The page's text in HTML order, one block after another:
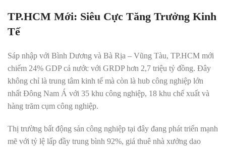
TP.HCM Mới: Siêu Cực Tăng Trưởng Kinh
Tế
Sáp nhập với Bình Dương và Bà Rịa – Vũng Tàu, TP.HCM mới
chiếm 24% GDP cả nước với GRDP hơn 2,7 triệu tỷ đồng. Đây
không chỉ là trung tâm kinh tế mà còn là hub công nghiệp lớn
nhất Đông Nam Á với 35 khu công nghiệp, 18 khu chế xuất và
hàng trăm cụm công nghiệp.
Thị trường bất động sản công nghiệp tại đây đang phát triển mạnh
mẽ với tỷ lệ lấp đầy trung bình 92%, giá thuê nhà xưởng dao